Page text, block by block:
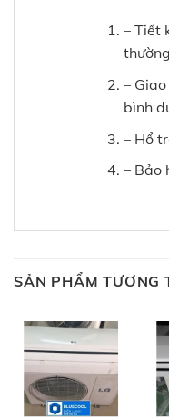
– Tiết
thường
–
bình
– Hổ
– Bảo
SẢN PHẨM TƯƠNG